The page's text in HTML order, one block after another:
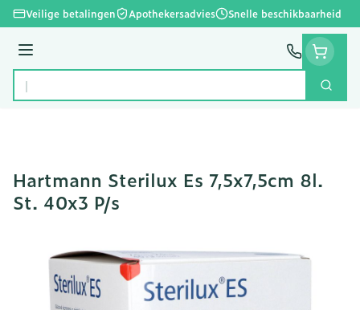
Ga naar de inhoud
Veilige betalingen Apothekersadvies Snelle beschikbaarheid
Menu
Product, merk, categorie...
Zoek
Hartmann Sterilux Es 7,5x7,5cm 8l.
St. 40x3 P/s